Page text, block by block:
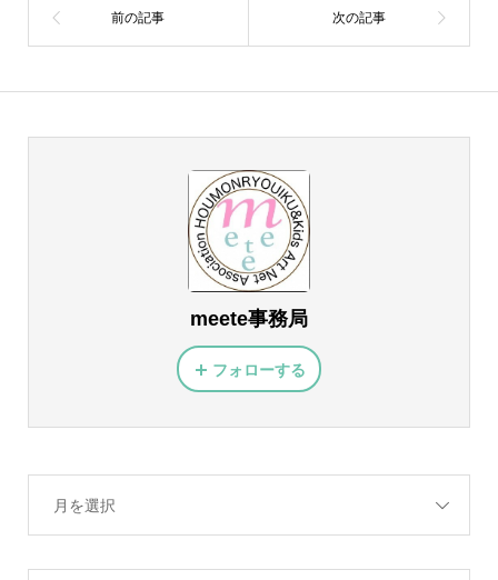
meete事務局
フォローする
月を選択